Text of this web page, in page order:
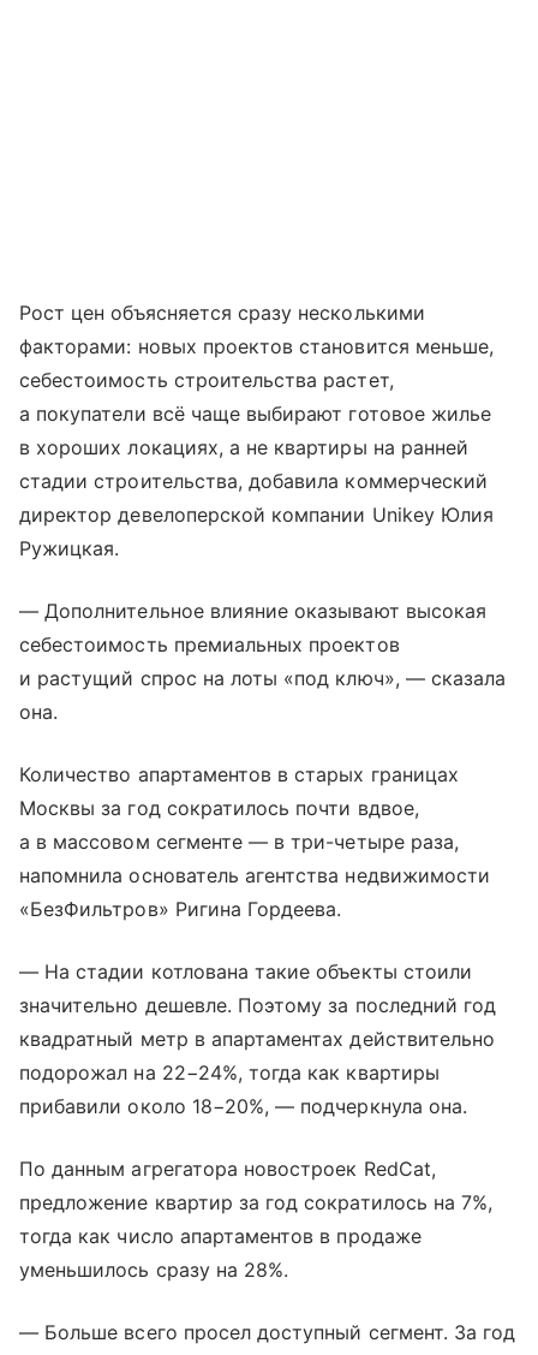
Рост цен объясняется сразу несколькими
факторами: новых проектов становится меньше,
себестоимость строительства растет,
а покупатели всё чаще выбирают готовое жилье
в хороших локациях, а не квартиры на ранней
стадии строительства, добавила коммерческий
директор девелоперской компании Unikey Юлия
Ружицкая.
— Дополнительное влияние оказывают высокая
себестоимость премиальных проектов
и растущий спрос на лоты «под ключ», — сказала
она.
Количество апартаментов в старых границах
Москвы за год сократилось почти вдвое,
а в массовом сегменте — в три-четыре раза,
напомнила основатель агентства недвижимости
«БезФильтров» Ригина Гордеева.
— На стадии котлована такие объекты стоили
значительно дешевле. Поэтому за последний год
квадратный метр в апартаментах действительно
подорожал на 22−24%, тогда как квартиры
прибавили около 18−20%, — подчеркнула она.
По данным агрегатора новостроек RedCat,
предложение квартир за год сократилось на 7%,
тогда как число апартаментов в продаже
уменьшилось сразу на 28%.
— Больше всего просел доступный сегмент. За год